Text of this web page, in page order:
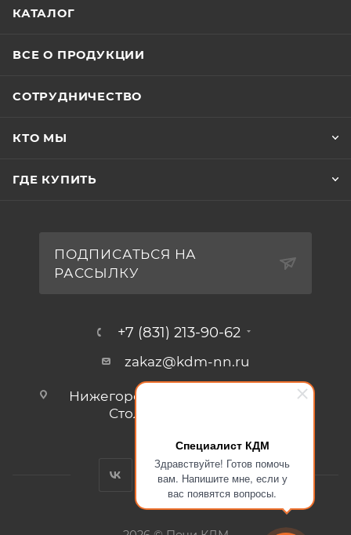
Специалист КДМ
Здравствуйте! Готов помочь
вам. Напишите мне, если у
вас появятся вопросы.
КАТАЛОГ
ВСЕ О ПРОДУКЦИИ
СОТРУДНИЧЕСТВО
КТО МЫ
ГДЕ КУПИТЬ
ПОДПИСАТЬСЯ НА
РАССЫЛКУ
+7 (831) 213-90-62
zakaz@kdm-nn.ru
Нижегородская обл., г. Кстово, ул.
Столбищенская, стр.3.